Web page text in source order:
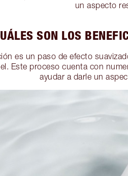
un aspecto
SON LOS
es un paso de efecto
Este proceso cuenta con
ayudar a darle un